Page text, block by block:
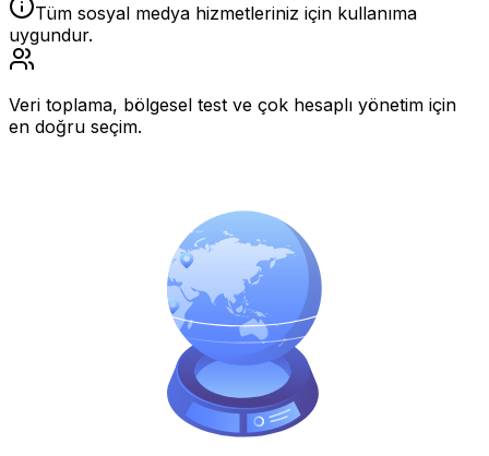
Tüm sosyal medya hizmetleriniz için kullanıma
uygundur.
Veri toplama, bölgesel test ve çok hesaplı yönetim için
en doğru seçim.